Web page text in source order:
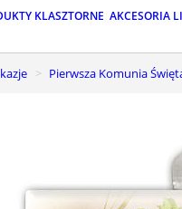
KLASZTORNE AKCESORIA
Pierwsza Komunia